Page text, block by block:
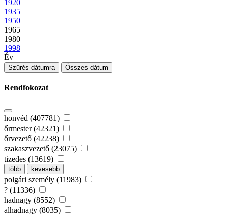
1920
1935
1950
1965
1980
1998
Év
Szűrés dátumra Összes dátum
Rendfokozat
honvéd (407781)
őrmester (42321)
őrvezető (42238)
szakaszvezető (23075)
tizedes (13619)
több kevesebb
polgári személy (11983)
? (11336)
hadnagy (8552)
alhadnagy (8035)